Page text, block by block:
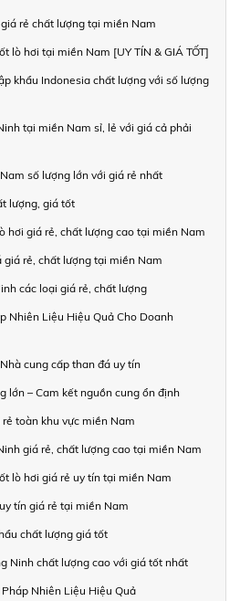
rẻ chất lượng tại miền Nam
lò hơi tại miền Nam [UY TÍN & GIÁ TỐT]
khẩu Indonesia chất lượng với số lượng
tại miền Nam sỉ, lẻ với giá cả phải
số lượng lớn với giá rẻ nhất
lượng, giá tốt
hơi giá rẻ, chất lượng cao tại miền Nam
rẻ, chất lượng tại miền Nam
các loại giá rẻ, chất lượng
Nhiên Liệu Hiệu Quả Cho Doanh
cung cấp than đá uy tín
lớn – Cam kết nguồn cung ổn định
toàn khu vực miền Nam
giá rẻ, chất lượng cao tại miền Nam
lò hơi giá rẻ uy tín tại miền Nam
tín giá rẻ tại miền Nam
chất lượng giá tốt
Ninh chất lượng cao với giá tốt nhất
Nhiên Liệu Hiệu Quả